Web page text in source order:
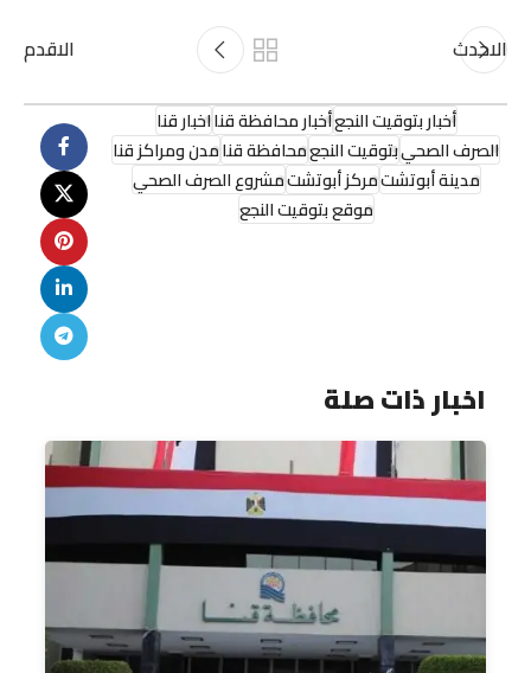
الاحدث الاقدم
أخبار بتوقيت النجعأخبار محافظة قنااخبار قنا
الصرف الصحيبتوقيت النجعمحافظة قنامدن ومراكز قنا
مدينة أبوتشتمركز أبوتشتمشروع الصرف الصحي
موقع بتوقيت النجع
اخبار ذات صلة